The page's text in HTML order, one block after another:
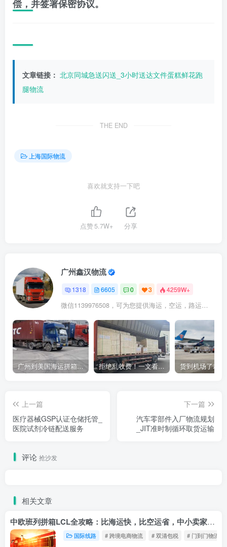
偿，并签署保密协议。
文章链接： 北京同城急送闪送_3小时送达文件蛋糕鲜花跑
腿物流
THE END
上海国际物流
喜欢就支持一下吧
点赞5.7W+ 分享
广州鑫汉物流
1318 6605 0 3 4259W+
微信1139976508，可为您提供海运，空运，路运，铁路运输
广州到美国海运拼箱多少钱？2024年最新运费构成+隐藏费用避坑指南 拒绝乱收费！一文看懂中国货代计费套路，教你避开所有隐形坑
上一篇
医疗器械GSP认证仓储托管_
医院试剂冷链配送服务
下一篇
汽车零部件入厂物流规划
_JIT准时制循环取货运输
评论 抢沙发
相关文章
中欧班列拼箱LCL全攻略：比海运快，比空运省，中小卖家的物流新宠！
国际线路 # 跨境电商物流 # 双清包税 # 门到门物流